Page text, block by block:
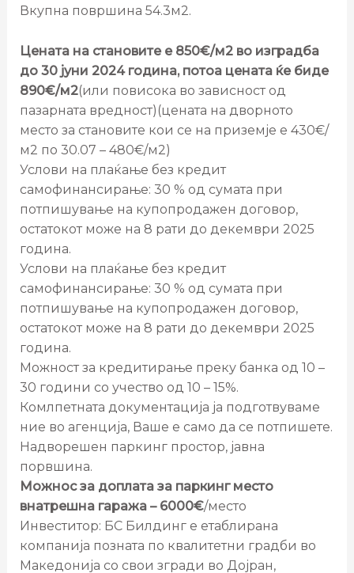
Вкупна површина 54.3м2.
Цената на становите е 850€/м2 во изградба
до 30 јуни 2024 година, потоа цената ќе биде
890€/м2(или повисока во зависност од
пазарната вредност)(цената на дворното
место за становите кои се на приземје е 430€/
м2 по 30.07 – 480€/м2)
Услови на плаќање без кредит
самофинансирање: 30 % од сумата при
потпишување на купопродажен договор,
остатокот може на 8 рати до декември 2025
година.
Услови на плаќање без кредит
самофинансирање: 30 % од сумата при
потпишување на купопродажен договор,
остатокот може на 8 рати до декември 2025
година.
Можност за кредитирање преку банка од 10 –
30 години со учество од 10 – 15%.
Комлпетната документација ја подготвуваме
ние во агенција, Ваше е само да се потпишете.
Надворешен паркинг простор, јавна
порвшина.
Можнос за доплата за паркинг место
внатрешна гаража – 6000€/место
Инвеститор: БС Билдинг е етаблирана
компанија позната по квалитетни градби во
Македонија со свои згради во Дојран,